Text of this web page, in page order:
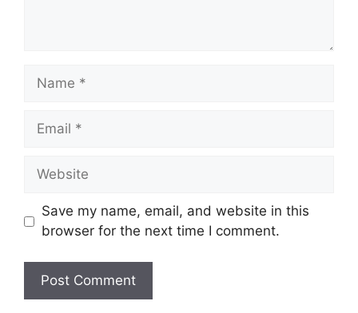
Name
Email
Website
Save my name, email, and website in this
browser for the next time I comment.